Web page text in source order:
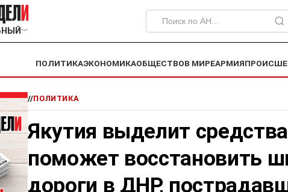
﹀
ПОЛИТИКАЭКОНОМИКАОБЩЕСТВОВ МИРЕАРМИЯ
//ПОЛИТИКА
Якутия выделит
поможет восстановить
дороги в ДНР,